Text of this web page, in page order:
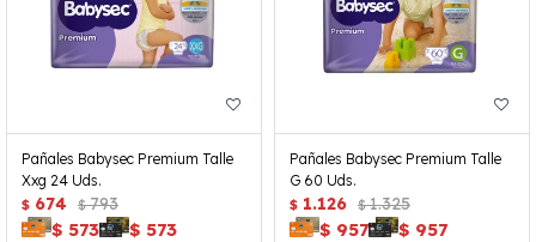
Pañales Babysec Premium Talle
Xxg 24 Uds.
$ 674 $ 793
$ 573 $ 573
Pañales Babysec Premium Talle
G 60 Uds.
$ 1.126 $ 1.325
$ 957 $ 957